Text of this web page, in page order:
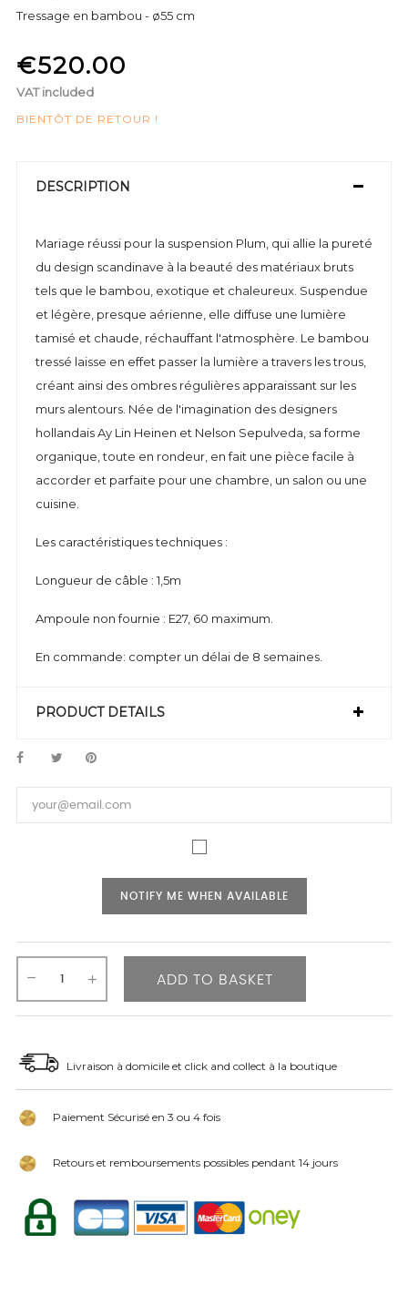
Tressage en bambou - ø55 cm
€520.00
VAT included
BIENTÔT DE RETOUR !
DESCRIPTION
Mariage réussi pour la suspension Plum, qui allie la pureté
du design scandinave à la beauté des matériaux bruts
tels que le bambou, exotique et chaleureux. Suspendue
et légère, presque aérienne, elle diffuse une lumière
tamisé et chaude, réchauffant l'atmosphère. Le bambou
tressé laisse en effet passer la lumière a travers les trous,
créant ainsi des ombres régulières apparaissant sur les
murs alentours. Née de l'imagination des designers
hollandais Ay Lin Heinen et Nelson Sepulveda, sa forme
organique, toute en rondeur, en fait une pièce facile à
accorder et parfaite pour une chambre, un salon ou une
cuisine.
Les caractéristiques techniques :
Longueur de câble : 1,5m
Ampoule non fournie : E27, 60 maximum.
En commande: compter un délai de 8 semaines.
PRODUCT DETAILS
NOTIFY ME WHEN AVAILABLE
ADD TO BASKET
Livraison à domicile et click and collect à la boutique
Paiement Sécurisé en 3 ou 4 fois
Retours et remboursements possibles pendant 14 jours